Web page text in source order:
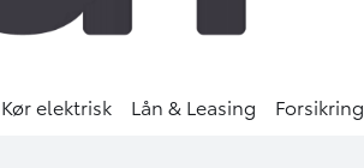
Kør elektrisk Lån & Leasing Forsikring